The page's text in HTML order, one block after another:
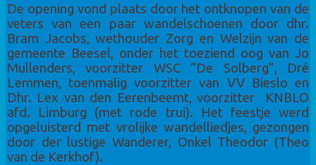
De opening vond plaats door het ontknopen van de
veters van een paar wandelschoenen door dhr.
Bram Jacobs, wethouder Zorg en Welzijn van de
gemeente Beesel, onder het toeziend oog van Jo
Mullenders, voorzitter WSC “De Solberg”, Dré
Lemmen, toenmalig voorzitter van VV Bieslo en
Dhr. Lex van den Eerenbeemt, voorzitter KNBLO
afd. Limburg (met rode trui). Het feestje werd
opgeluisterd met vrolijke wandelliedjes, gezongen
door der lustige Wanderer, Onkel Theodor (Theo
van de Kerkhof).